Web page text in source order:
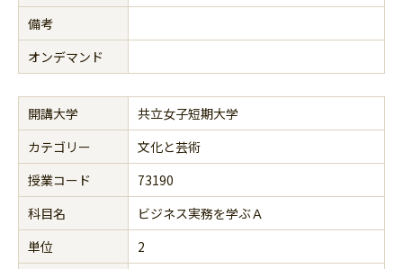
備考
オンデマンド
開講大学
共立女子短期大学
カテゴリー
文化と芸術
授業コード
73190
科目名
ビジネス実務を学ぶＡ
単位
2